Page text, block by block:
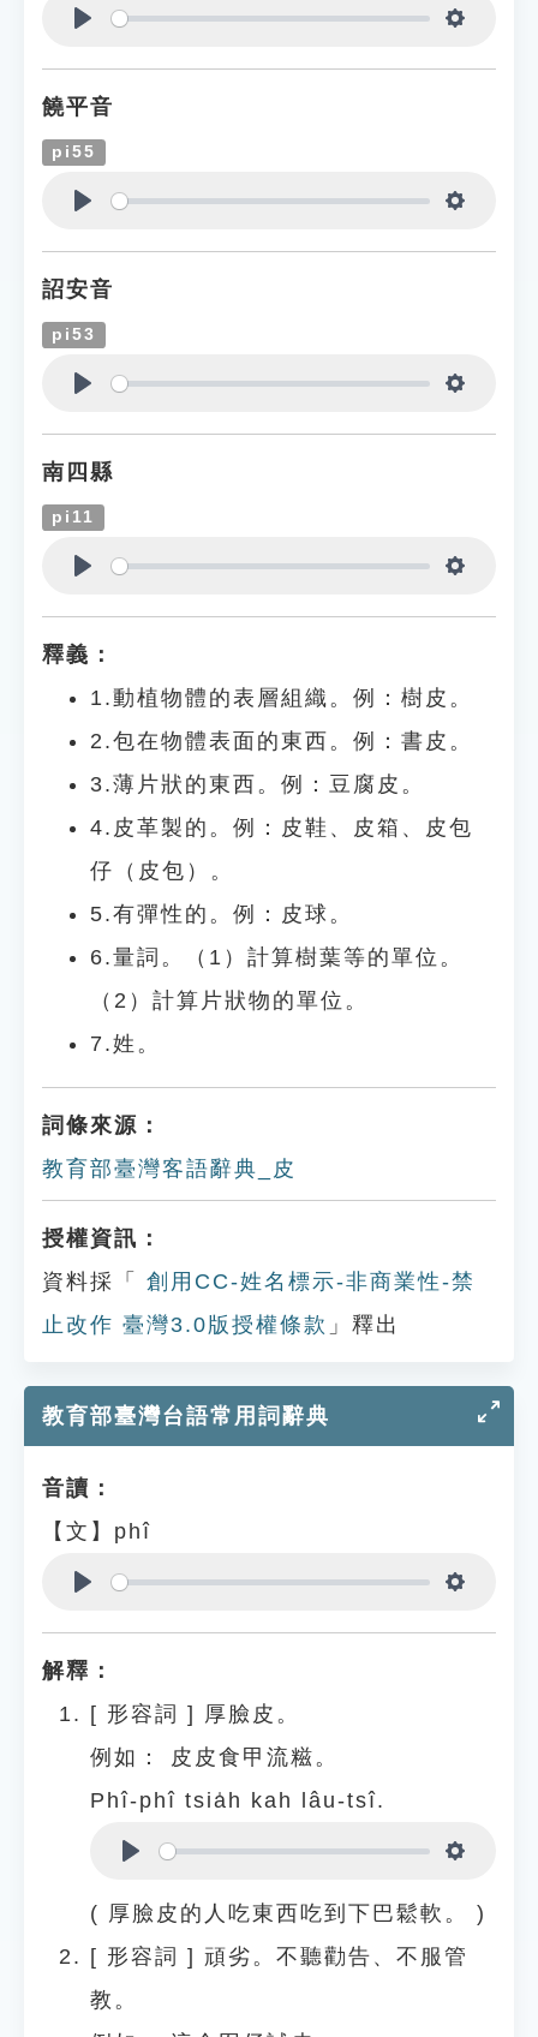
饒平音
pi55
詔安音
pi53
南四縣
pi11
釋義：
1.動植物體的表層組織。例：樹皮。
2.包在物體表面的東西。例：書皮。
3.薄片狀的東西。例：豆腐皮。
4.皮革製的。例：皮鞋、皮箱、皮包
仔（皮包）。
5.有彈性的。例：皮球。
6.量詞。（1）計算樹葉等的單位。
（2）計算片狀物的單位。
7.姓。
詞條來源：
教育部臺灣客語辭典_皮
授權資訊：
資料採「
創用CC-姓名標示-非商業性-禁
止改作 臺灣3.0版授權條款 」釋出
教育部臺灣台語常用詞辭典
音讀：
【文】phî
解釋：
[ 形容詞 ] 厚臉皮。
例如：
皮皮食甲流糍。
Phî-phî tsia̍h kah lâu-tsî.
( 厚臉皮的人吃東西吃到下巴鬆軟。 )
[ 形容詞 ] 頑劣。不聽勸告、不服管
教。